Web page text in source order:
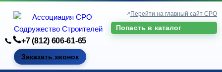
Перейти на главный сайт СРО
Попасть в каталог
+7 (812) 606-61-65
Заказать звонок